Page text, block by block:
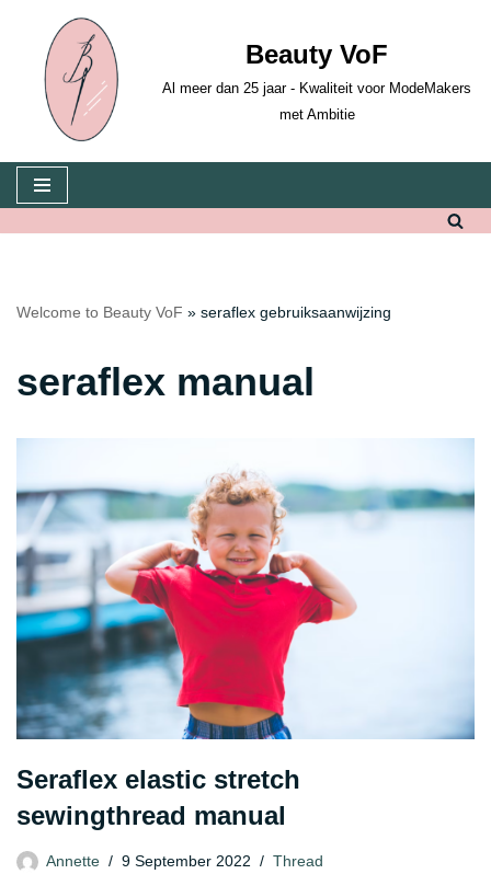
Skip
content
Beauty VoF
Al meer dan 25 jaar - Kwaliteit voor ModeMakers
met Ambitie
Welcome to Beauty VoF » seraflex gebruiksaanwijzing
seraflex manual
Seraflex elastic stretch
sewingthread manual
Annette 9 September 2022 Thread